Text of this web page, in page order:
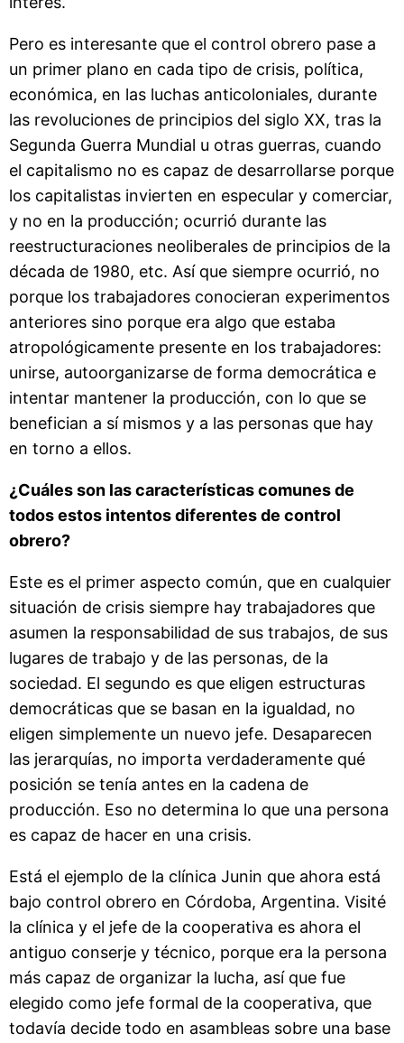
Pero es interesante que el control obrero pase a
un primer plano en cada tipo de crisis, política,
económica, en las luchas anticoloniales, durante
las revoluciones de principios del siglo XX, tras la
Segunda Guerra Mundial u otras guerras, cuando
el capitalismo no es capaz de desarrollarse porque
los capitalistas invierten en especular y comerciar,
y no en la producción; ocurrió durante las
reestructuraciones neoliberales de principios de la
década de 1980, etc. Así que siempre ocurrió, no
porque los trabajadores conocieran experimentos
anteriores sino porque era algo que estaba
atropológicamente presente en los trabajadores:
unirse, autoorganizarse de forma democrática e
intentar mantener la producción, con lo que se
benefician a sí mismos y a las personas que hay
en torno a ellos.
¿Cuáles son las características comunes de
todos estos intentos diferentes de control
obrero?
Este es el primer aspecto común, que en cualquier
situación de crisis siempre hay trabajadores que
asumen la responsabilidad de sus trabajos, de sus
lugares de trabajo y de las personas, de la
sociedad. El segundo es que eligen estructuras
democráticas que se basan en la igualdad, no
eligen simplemente un nuevo jefe. Desaparecen
las jerarquías, no importa verdaderamente qué
posición se tenía antes en la cadena de
producción. Eso no determina lo que una persona
es capaz de hacer en una crisis.
Está el ejemplo de la clínica Junin que ahora está
bajo control obrero en Córdoba, Argentina. Visité
la clínica y el jefe de la cooperativa es ahora el
antiguo conserje y técnico, porque era la persona
más capaz de organizar la lucha, así que fue
elegido como jefe formal de la cooperativa, que
todavía decide todo en asambleas sobre una base